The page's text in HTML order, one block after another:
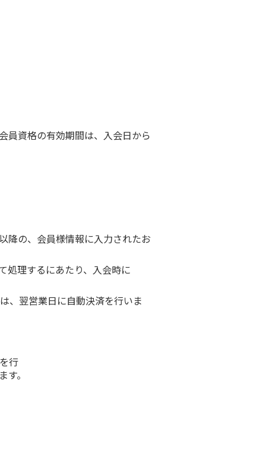
員資格の有効期間は、入会日から
降の、会員様情報に入力されたお
処理するにあたり、入会時に
、翌営業日に自動決済を行いま
行
。